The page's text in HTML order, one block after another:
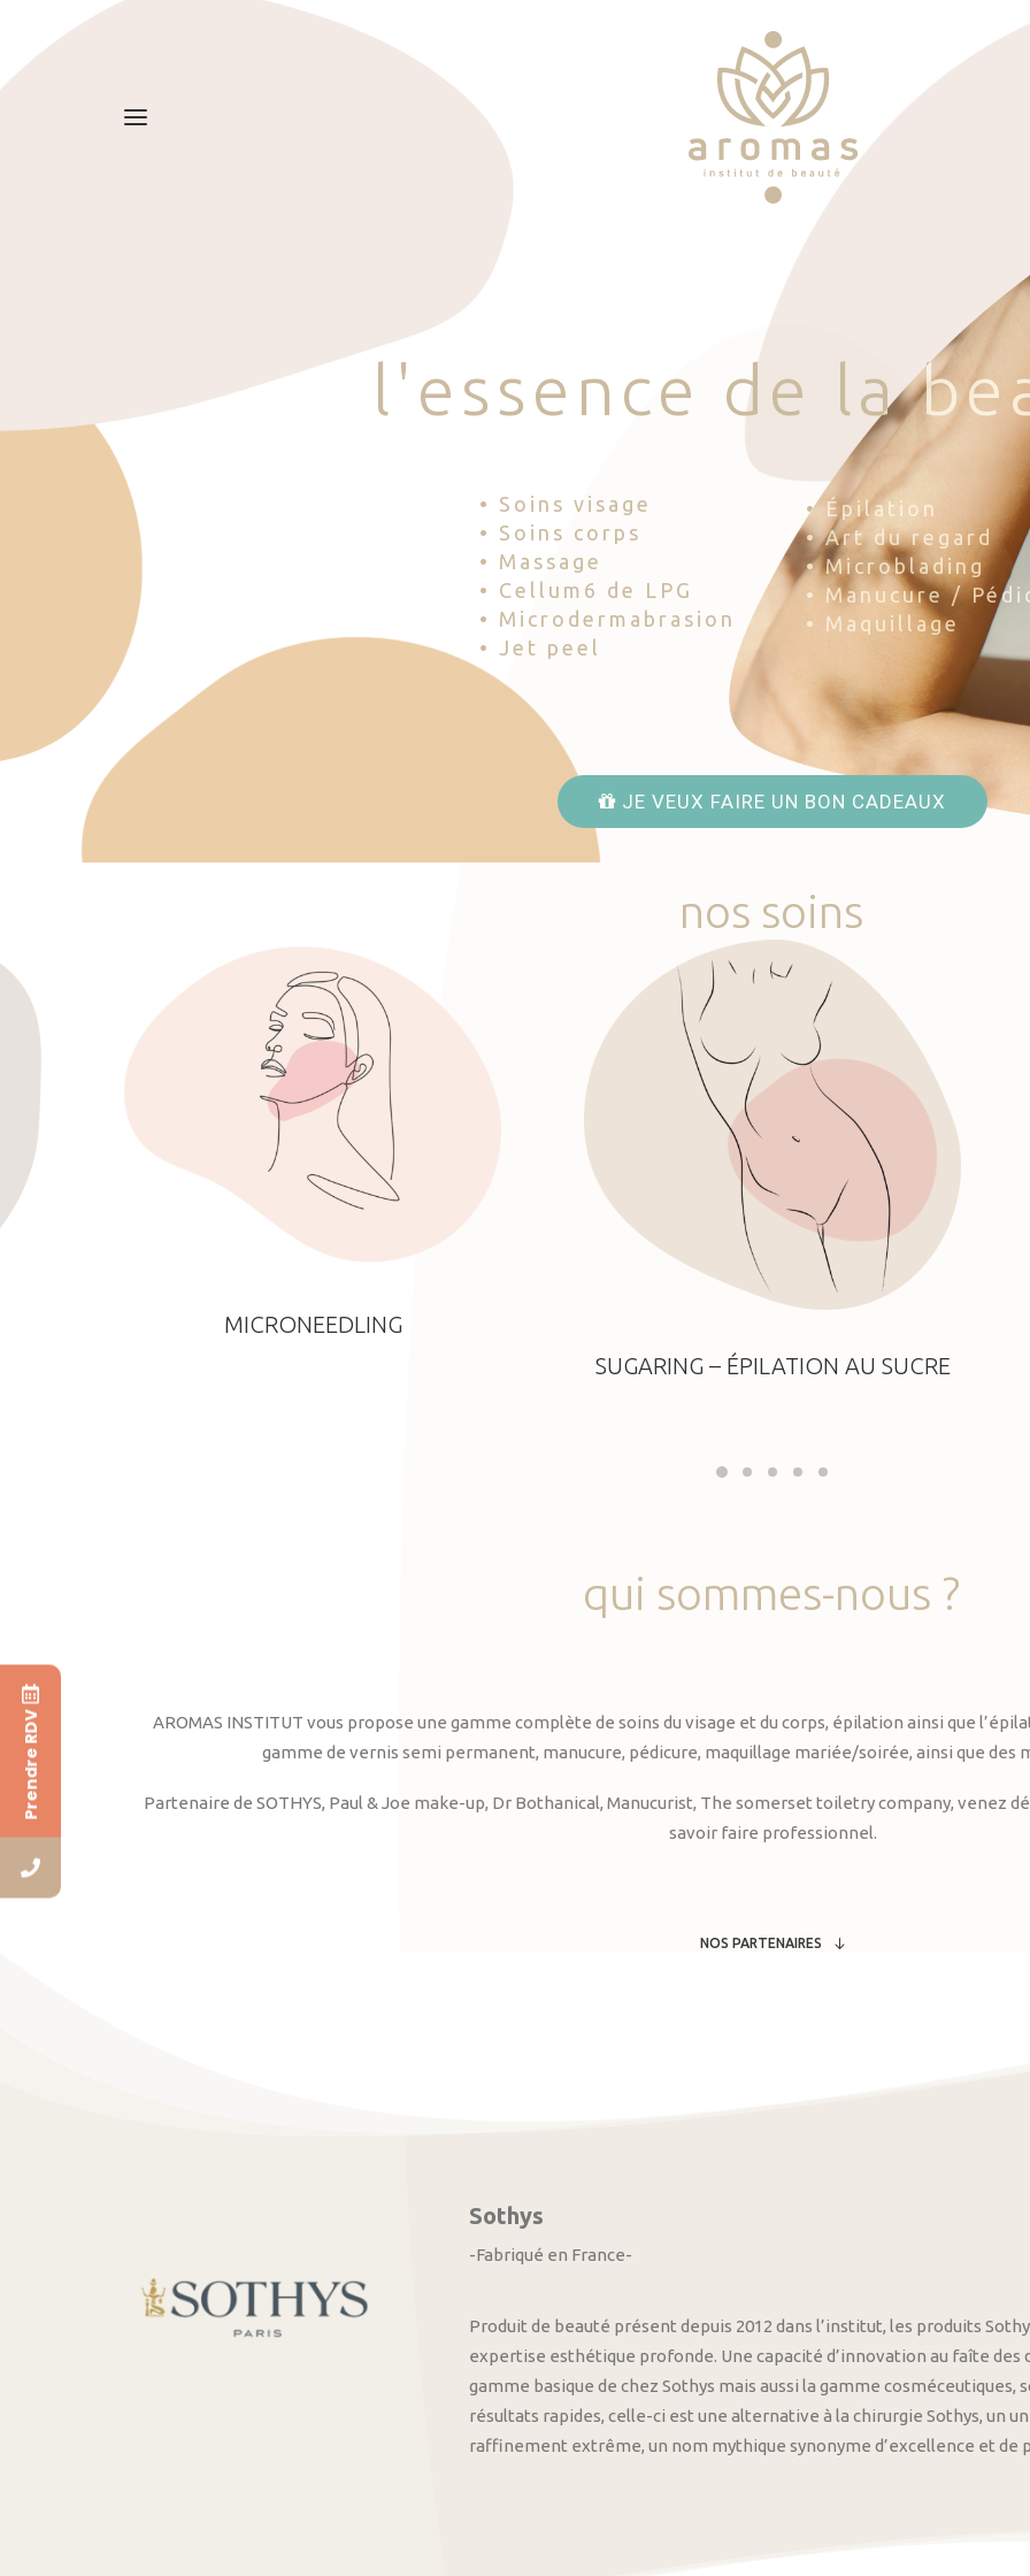
l 'esse nce d e la be
• Soins visage
• Soins corps
• Massage
• Cellum6 de LPG
• Microdermabrasion
• Jet peel
• Épilation
• Art du regard
• Microblading
• Manucure /
• Maquillage
JE VEUX FAIRE UN BON CADEAUX
nos soins
MICRONEEDLING
SUGARING – ÉPILATION AU SUCRE
qui sommes-nous ?
AROMAS INSTITUT vous propose une gamme complète de soins du visage et du corps, épilation ainsi que
gamme de vernis semi permanent, manucure, pédicure, maquillage mariée/soirée, ainsi que des
Partenaire de SOTHYS, Paul & Joe make-up, Dr Bothanical, Manucurist, The somerset toiletry company, venez
savoir faire professionnel.
NOS PARTENAIRES
Sothys
-Fabriqué en France-
Produit de beauté présent depuis 2012 dans l’institut, les produits
expertise esthétique profonde. Une capacité d’innovation au faîte
gamme basique de chez Sothys mais aussi la gamme
résultats rapides, celle-ci est une alternative à la chirurgie Sothys, un
raffinement extrême, un nom mythique synonyme d’excellence et de
Prendre RDV